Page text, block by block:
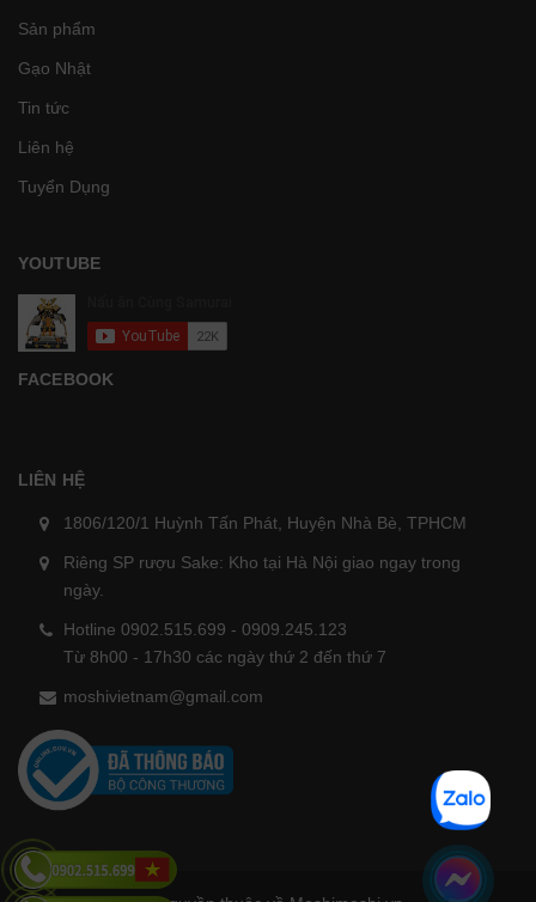
Sản phẩm
Gạo Nhật
Tin tức
Liên hệ
Tuyển Dụng
YOUTUBE
FACEBOOK
LIÊN HỆ
1806/120/1 Huỳnh Tấn Phát, Huyện Nhà Bè, TPHCM
Riêng SP rượu Sake: Kho tại Hà Nội giao ngay trong
ngày.
Hotline 0902.515.699 - 0909.245.123
Từ 8h00 - 17h30 các ngày thứ 2 đến thứ 7
moshivietnam@gmail.com